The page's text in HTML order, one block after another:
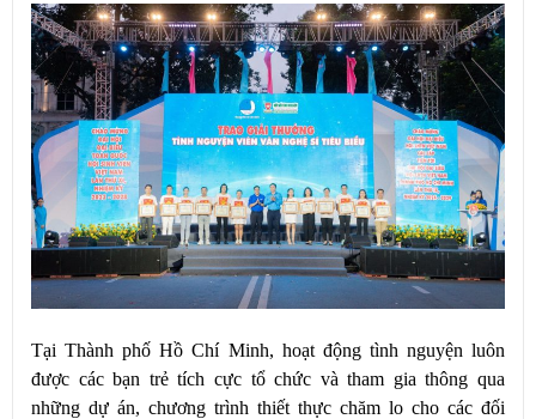
Tại Thành phố Hồ Chí Minh, hoạt động tình nguyện luôn
được các bạn trẻ tích cực tổ chức và tham gia thông qua
những dự án, chương trình thiết thực chăm lo cho các đối